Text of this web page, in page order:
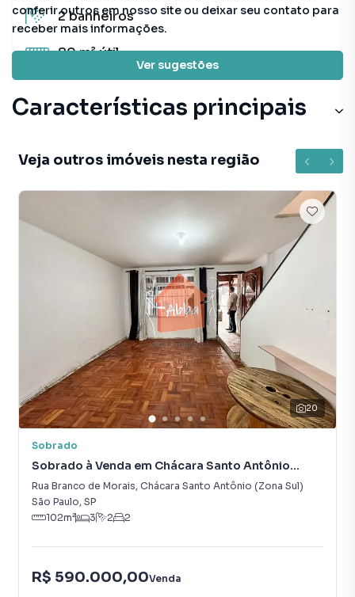
conferir outros em nosso site ou deixar seu contato para
receber mais informações.
Ver sugestões
2banheiros
80 m²útil
Características principais
Veja outros imóveis nesta região
20
Sobrado
Sobrado à Venda em Chácara Santo Antônio
(Zona Sul)
Rua Branco de Morais, Chácara Santo Antônio (Zona Sul)
São Paulo, SP
102m² 3 2 2
R$ 590.000,00Venda